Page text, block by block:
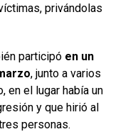
privándolas
participó en un
, junto a varios
en el lugar había un
y que hirió al
personas.